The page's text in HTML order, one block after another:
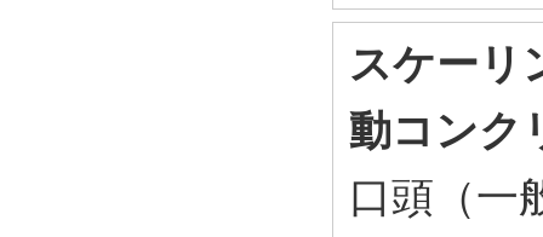
スケーリ
動コンク
口頭（一